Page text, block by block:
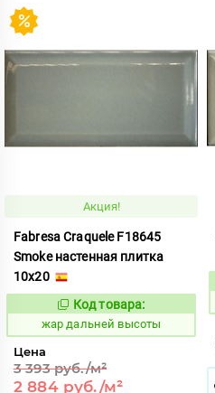
Акция!
Fabresa Craquele F18645
Smoke настенная плитка
10x20
362382
Код товара:
жар дальней высоты
Цена
3 393 руб./м²
2 884 руб./м²